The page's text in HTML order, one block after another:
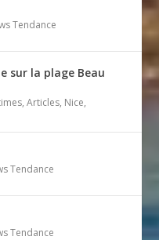
Tendance
sur la plage Beau
,Articles, Nice,
Tendance
Tendance